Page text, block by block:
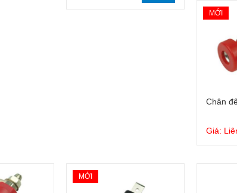
MỚI
Chân
Giá:
MỚI